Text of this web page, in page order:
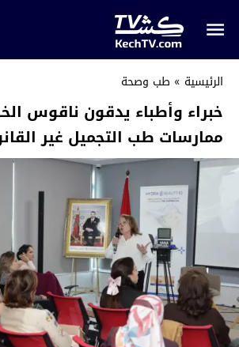
الرئيسية » طب وصحة
خبراء وأطباء يدقون ناقوس
ممارسات طب التجميل غير